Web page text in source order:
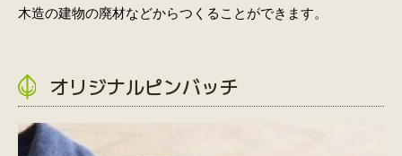
木造の建物の廃材などからつくることができます。
オリジナルピンバッチ